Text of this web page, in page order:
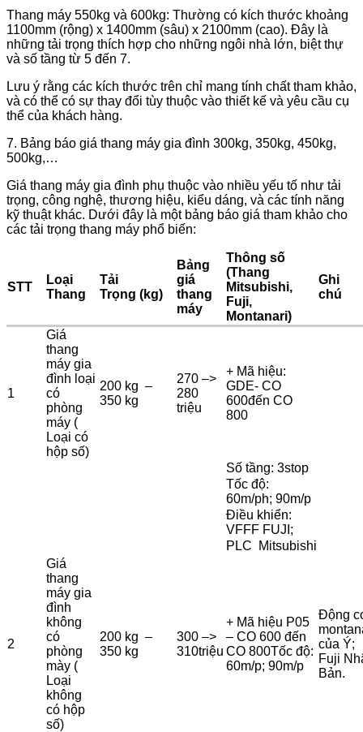
Thang máy 550kg và 600kg: Thường có kích thước khoảng
1100mm (rộng) x 1400mm (sâu) x 2100mm (cao). Đây là
những tải trọng thích hợp cho những ngôi nhà lớn, biệt thự
và số tầng từ 5 đến 7.
Lưu ý rằng các kích thước trên chỉ mang tính chất tham khảo,
và có thể có sự thay đổi tùy thuộc vào thiết kế và yêu cầu cụ
thể của khách hàng.
7. Bảng báo giá thang máy gia đình 300kg, 350kg, 450kg,
500kg,…
Giá thang máy gia đình phụ thuộc vào nhiều yếu tố như tải
trọng, công nghệ, thương hiệu, kiểu dáng, và các tính năng
kỹ thuật khác. Dưới đây là một bảng báo giá tham khảo cho
các tải trọng thang máy phổ biến:
STT
Loại
Thang
Tải
Trọng (kg)
Bảng
giá
thang
máy
Thông số
(Thang
Mitsubishi,
Fuji,
Montanari)
Ghi
chú
1
Giá
thang
máy gia
đình loại
có
phòng
máy (
Loại có
hộp số)
200 kg –
350 kg
270 –>
280
triệu
+ Mã hiệu:
GDE- CO
600đến CO
800
Số tầng: 3stop
Tốc độ:
60m/ph; 90m/p
Điều khiển:
VFFF FUJI;
PLC Mitsubishi
2
Giá
thang
máy gia
đình
không
có
phòng
mày (
Loại
không
có hộp
số)
200 kg –
350 kg
300 –>
310triệu
+ Mã hiệu P05
– CO 600 đến
CO 800Tốc độ:
60m/p; 90m/p
Động
của Ý;
Fuji
Bản.